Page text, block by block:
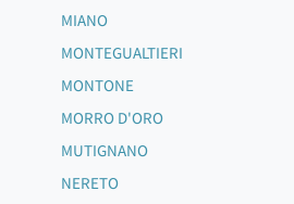
MIANO
MONTEGUALTIERI
MONTONE
MORRO D'ORO
MUTIGNANO
NERETO